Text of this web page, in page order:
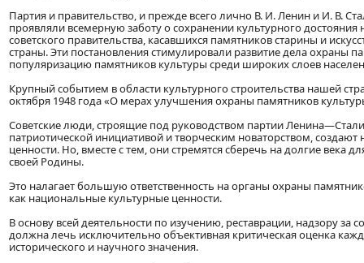
Партия и правительство, и прежде всего лично В. И. Ленин и И. В.
проявляли всемерную заботу о сохранении культурного
советского правительства, касавшихся памятников старины и
страны. Эти постановления стимулировали развитие дела охраны
популяризацию памятников культуры среди широких слоев
Крупный событием в области культурного строительства нашей
октября 1948 года «О мерах улучшения охраны памятников
Советские люди, строящие под руководством партии
патриотической инициативой и творческим новаторством,
ценности. Но, вместе с тем, они стремятся сберечь на долгие века
своей Родины.
Это налагает большую ответственность на органы охраны
как национальные культурные ценности.
В основу всей деятельности по изучению, реставрации, надзору за
должна лечь исключительно объективная критическая оценка
исторического и научного значения.